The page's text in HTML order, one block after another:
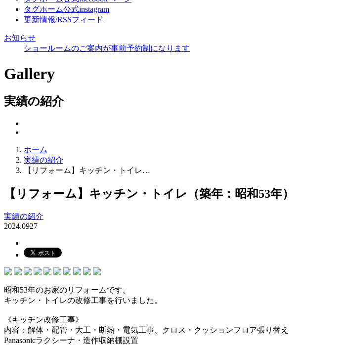
タグホーム公式instagram
更新情報/RSSフィード
お知らせ
ショールームのご案内が事前予約制になります
Gallery
実績の紹介
ホーム
実績の紹介
【リフォーム】キッチン・トイレ…
【リフォーム】キッチン・トイレ（築年：昭和53年）
実績の紹介
2024.0927
昭和53年のお家のリフォームです。
キッチン・トイレの改修工事を行いました。
《キッチン改修工事》
内容：解体・配管・大工・断熱・電気工事、クロス・クッションフロア張り替え
Panasonicラクシーナ・造作収納棚設置